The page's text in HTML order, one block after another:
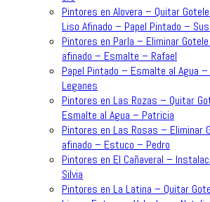
Pintores en Alovera – Quitar
Liso Afinado – Papel Pintado –
Pintores en Parla – Eliminar
afinado – Esmalte – Rafael
Papel Pintado – Esmalte al Agua
Leganes
Pintores en Las Rozas – Quitar
Esmalte al Agua – Patricia
Pintores en Las Rosas – Eliminar
afinado – Estuco – Pedro
Pintores en El Cañaveral –
Silvia
Pintores en La Latina – Quitar